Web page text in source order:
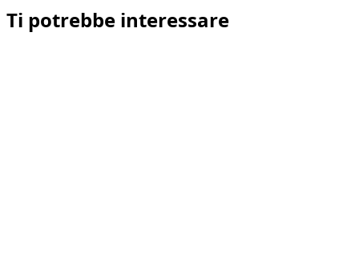
Ti potrebbe interessare